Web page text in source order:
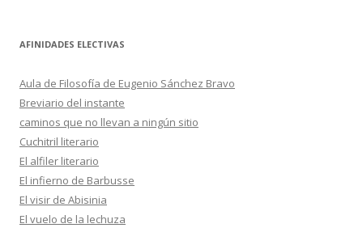
AFINIDADES ELECTIVAS
Aula de Filosofía de Eugenio Sánchez Bravo
Breviario del instante
caminos que no llevan a ningún sitio
Cuchitril literario
El alfiler literario
El infierno de Barbusse
El visir de Abisinia
El vuelo de la lechuza